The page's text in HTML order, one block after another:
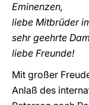
Eminenzen,
liebe Mitbrüder
sehr geehrte
liebe Freunde!
Mit großer
Anlaß des